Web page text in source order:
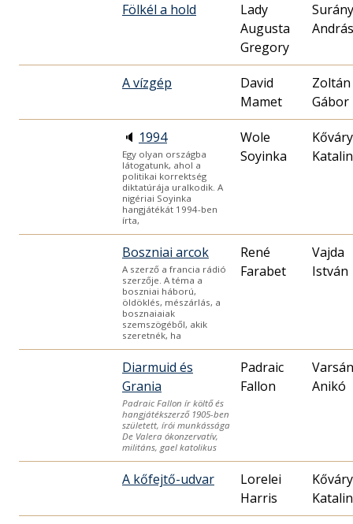
Fölkél a hold
Lady
Augusta
Gregory
András
A vízgép
David
Mamet
Zoltán
Gábor
🔈 1994
Egy olyan országba
látogatunk, ahol a
politikai korrektség
diktatúrája uralkodik. A
nigériai Soyinka
hangjátékát 1994-ben
írta,
Wole
Soyinka
Kőváry
Katalin
Boszniai arcok
A szerző a francia rádió
szerzője. A téma a
boszniai háború,
öldöklés, mészárlás, a
bosznaiaiak
szemszögéből, akik
szeretnék, ha
René
Farabet
Vajda
István
Diarmuid és
Grania
Padraic Fallon ír költő és
hangjátékszerző 1905-ben
született, írói munkássága
De Valera ókonzervatív,
militáns, gael katolikus
Padraic
Fallon
Anikó
A kőfejtő-udvar
Lorelei
Harris
Kőváry
Katalin